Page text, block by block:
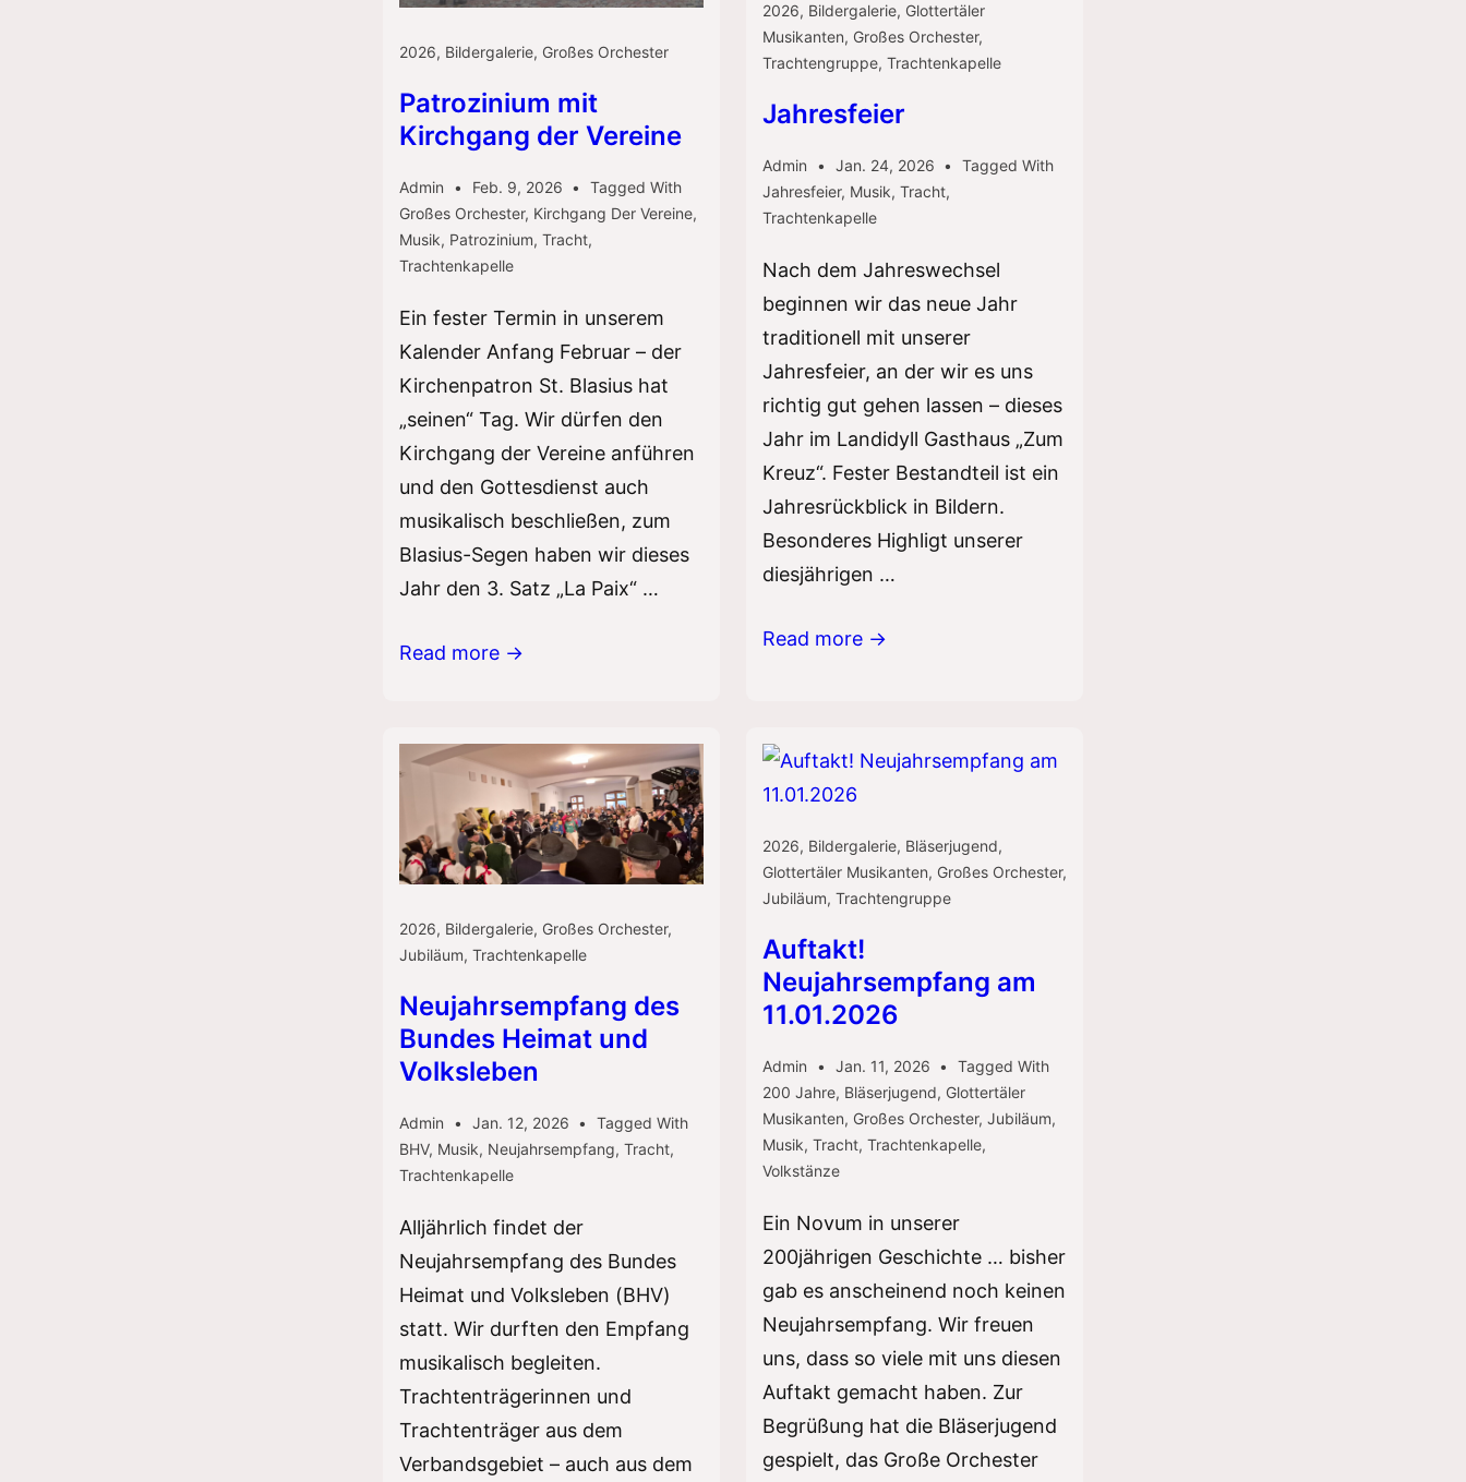
2026, Bildergalerie, Großes Orchester
Patrozinium mit
Kirchgang der Vereine
Admin Feb. 9, 2026
Tagged With
Großes Orchester, Kirchgang Der Vereine,
Musik, Patrozinium, Tracht,
Trachtenkapelle
Ein fester Termin in unserem
Kalender Anfang Februar – der
Kirchenpatron St. Blasius hat
„seinen“ Tag. Wir dürfen den
Kirchgang der Vereine anführen
und den Gottesdienst auch
musikalisch beschließen, zum
Blasius-Segen haben wir dieses
Jahr den 3. Satz „La Paix“ …
Patrozinium
der
Read more →
2026, Bildergalerie, Glottertäler
Musikanten, Großes Orchester,
Trachtengruppe, Trachtenkapelle
Jahresfeier
Admin Jan. 24, 2026
Tagged With
Jahresfeier, Musik, Tracht,
Trachtenkapelle
Nach dem Jahreswechsel
beginnen wir das neue Jahr
traditionell mit unserer
Jahresfeier, an der wir es uns
richtig gut gehen lassen – dieses
Jahr im Landidyll Gasthaus „Zum
Kreuz“. Fester Bestandteil ist ein
Jahresrückblick in Bildern.
Besonderes Highligt unserer
diesjährigen …
Jahresfeier
Read more →
2026, Bildergalerie, Großes Orchester,
Jubiläum, Trachtenkapelle
Neujahrsempfang des
Bundes Heimat und
Volksleben
Admin Jan. 12, 2026
Tagged With
BHV, Musik, Neujahrsempfang, Tracht,
Trachtenkapelle
Alljährlich findet der
Neujahrsempfang des Bundes
Heimat und Volksleben (BHV)
statt. Wir durften den Empfang
musikalisch begleiten.
Trachtenträgerinnen und
Trachtenträger aus dem
Verbandsgebiet – auch aus dem
2026, Bildergalerie, Bläserjugend,
Glottertäler Musikanten, Großes Orchester,
Jubiläum, Trachtengruppe
Auftakt!
Neujahrsempfang am
11.01.2026
Admin Jan. 11, 2026
Tagged With
200 Jahre, Bläserjugend, Glottertäler
Musikanten, Großes Orchester, Jubiläum,
Musik, Tracht, Trachtenkapelle,
Volkstänze
Ein Novum in unserer
200jährigen Geschichte … bisher
gab es anscheinend noch keinen
Neujahrsempfang. Wir freuen
uns, dass so viele mit uns diesen
Auftakt gemacht haben. Zur
Begrüßung hat die Bläserjugend
gespielt, das Große Orchester